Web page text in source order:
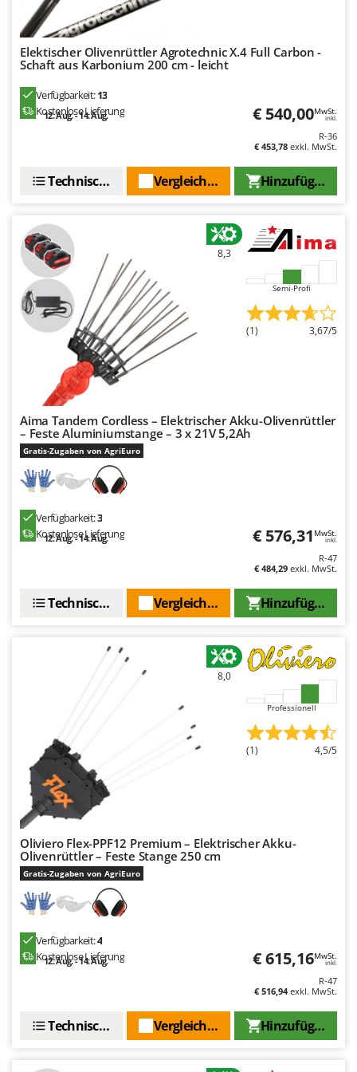
Makita
MAMMAMIA
Marcato
Master
MCH
Mille
Minox
Mockmill
More than chef
MOSA
MOVA
Mowox
MTD
N
New O.M.R.A.
Nilfisk
Ninja
Novatec
Novital
Ompagrill
Ooni
Oriental Koshin
Outdoorchef
P
Palazzetti
Palumbo Pavi
Partisani
Paterlini
Philips
Elektischer Olivenrüttler Agrotechnic X.4 Full Carbon -
Schaft aus Karbonium 200 cm - leicht
Verfügbarkeit:13
Kostenlose Lieferung
12. Aug. - 14. Aug. € 540,00MwSt.
inkl.
R-36
€ 453,78 exkl. MwSt.
Hinzufügen
Vergleichen Sie
Technische Daten
8,3
Semi-Profi
(1) 3,67/5
Aima Tandem Cordless – Elektrischer Akku-Olivenrüttler
– Feste Aluminiumstange – 3 x 21V 5,2Ah
Gratis-Zugaben von AgriEuro
Verfügbarkeit:3
Kostenlose Lieferung
12. Aug. - 14. Aug. € 576,31 MwSt.
inkl.
R-47
€ 484,29 exkl. MwSt.
Hinzufügen
Vergleichen Sie
Technische Daten
8,0
Professionell
(1) 4,5/5
Oliviero Flex-PPF12 Premium – Elektrischer Akku-
Olivenrüttler – Feste Stange 250 cm
Gratis-Zugaben von AgriEuro
Verfügbarkeit:4
Kostenlose Lieferung
12. Aug. - 14. Aug. € 615,16MwSt.
inkl.
R-47
€ 516,94exkl. MwSt.
Hinzufügen
Vergleichen Sie
Technische Daten